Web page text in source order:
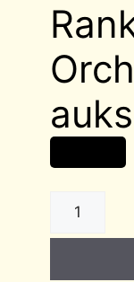
APRILE